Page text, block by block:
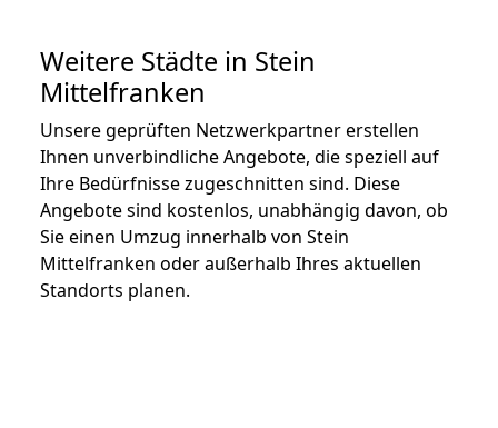
Weitere Städte in Stein
Mittelfranken
Unsere geprüften Netzwerkpartner erstellen
Ihnen unverbindliche Angebote, die speziell auf
Ihre Bedürfnisse zugeschnitten sind. Diese
Angebote sind kostenlos, unabhängig davon, ob
Sie einen Umzug innerhalb von Stein
Mittelfranken oder außerhalb Ihres aktuellen
Standorts planen.